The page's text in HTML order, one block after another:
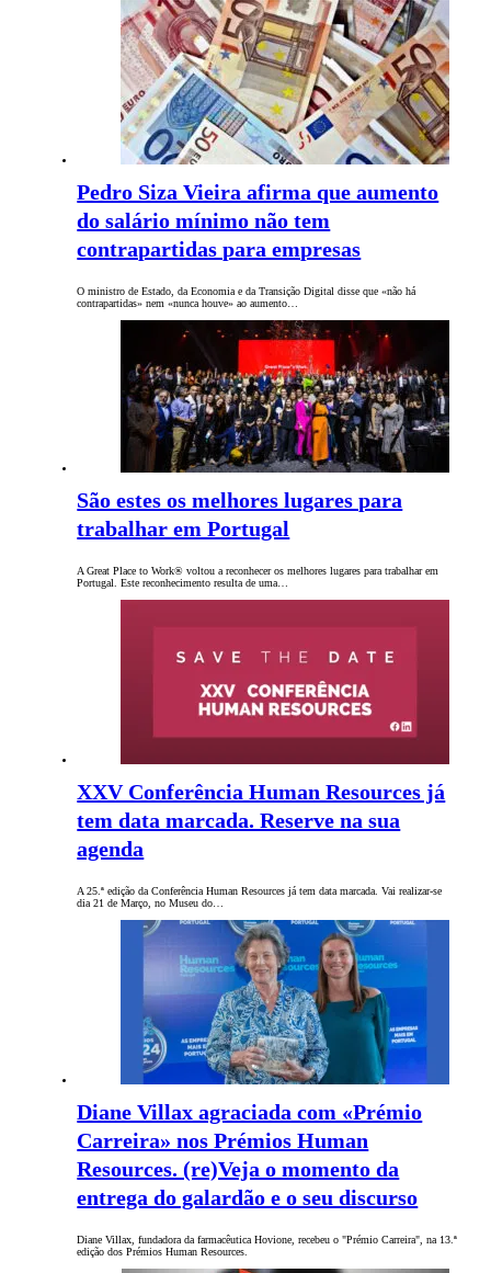
Pedro Siza Vieira afirma que aumento
do salário mínimo não tem
contrapartidas para empresas
O ministro de Estado, da Economia e da Transição Digital disse que «não há
contrapartidas» nem «nunca houve» ao aumento…
São estes os melhores lugares para
trabalhar em Portugal
A Great Place to Work® voltou a reconhecer os melhores lugares para trabalhar em
Portugal. Este reconhecimento resulta de uma…
XXV Conferência Human Resources já
tem data marcada. Reserve na sua
agenda
A 25.ª edição da Conferência Human Resources já tem data marcada. Vai realizar-se
dia 21 de Março, no Museu do…
Diane Villax agraciada com «Prémio
Carreira» nos Prémios Human
Resources. (re)Veja o momento da
entrega do galardão e o seu discurso
Diane Villax, fundadora da farmacêutica Hovione, recebeu o "Prémio Carreira", na 13.ª
edição dos Prémios Human Resources.